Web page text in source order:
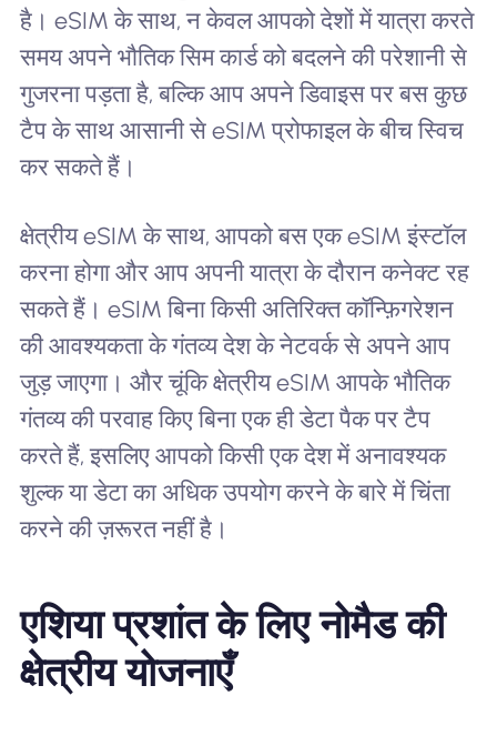
है। eSIM के साथ, न केवल आपको देशों में यात्रा करते
समय अपने भौतिक सिम कार्ड को बदलने की परेशानी से
गुजरना पड़ता है, बल्कि आप अपने डिवाइस पर बस कुछ
टैप के साथ आसानी से eSIM प्रोफाइल के बीच स्विच
कर सकते हैं।
क्षेत्रीय eSIM के साथ, आपको बस एक eSIM इंस्टॉल
करना होगा और आप अपनी यात्रा के दौरान कनेक्ट रह
सकते हैं। eSIM बिना किसी अतिरिक्त कॉन्फ़िगरेशन
की आवश्यकता के गंतव्य देश के नेटवर्क से अपने आप
जुड़ जाएगा। और चूंकि क्षेत्रीय eSIM आपके भौतिक
गंतव्य की परवाह किए बिना एक ही डेटा पैक पर टैप
करते हैं, इसलिए आपको किसी एक देश में अनावश्यक
शुल्क या डेटा का अधिक उपयोग करने के बारे में चिंता
करने की ज़रूरत नहीं है।
एशिया प्रशांत के लिए नोमैड की
क्षेत्रीय योजनाएँ